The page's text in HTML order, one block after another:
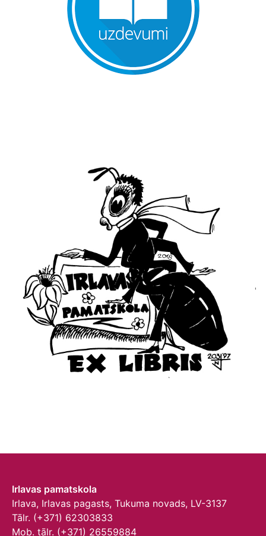
Irlavas pamatskola
Irlava, Irlavas pagasts, Tukuma novads, LV-3137
Tālr. (+371) 62303833
Mob. tālr. (+371) 26559884